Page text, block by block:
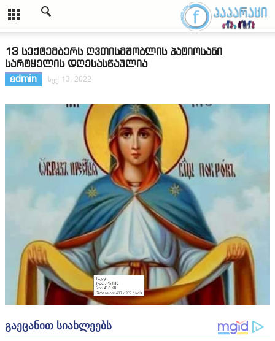
13 სექტემბერს ღვთისმშობლის პატიოსანი
სარტყელის დღესასწაულია
admin
სექ 13, 2022